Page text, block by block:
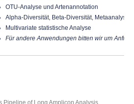
OTU-Analyse und Artenannotation
Alpha-Diversität, Beta-Diversität, Metaanalyse
Multivariate statistische Analyse
Für andere Anwendungen bitten wir um